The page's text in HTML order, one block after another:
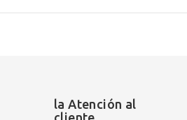
la Atención al